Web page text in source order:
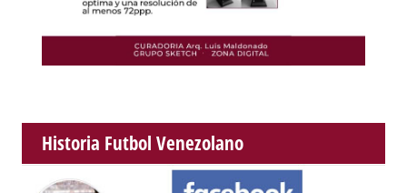
Historia Futbol Venezolano